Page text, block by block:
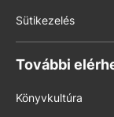
Sütikezelés
További
Könyvkultúra